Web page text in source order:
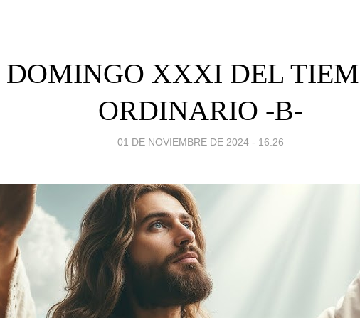
DOMINGO XXXI DEL
ORDINARIO -B-
01 DE NOVIEMBRE DE 2024 - 16:26